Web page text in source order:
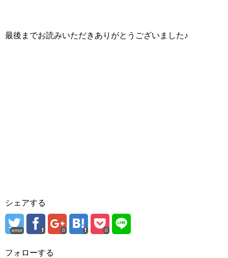
最後までお読みいただきありがとうございました♪
シェアする
error 0 0
フォローする